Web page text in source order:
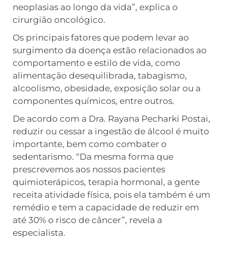
neoplasias ao longo da vida”, explica o
cirurgião oncológico.
Os principais fatores que podem levar ao
surgimento da doença estão relacionados ao
comportamento e estilo de vida, como
alimentação desequilibrada, tabagismo,
alcoolismo, obesidade, exposição solar ou a
componentes químicos, entre outros.
De acordo com a Dra. Rayana Pecharki Postai,
reduzir ou cessar a ingestão de álcool é muito
importante, bem como combater o
sedentarismo. “Da mesma forma que
prescrevemos aos nossos pacientes
quimioterápicos, terapia hormonal, a gente
receita atividade física, pois ela também é um
remédio e tem a capacidade de reduzir em
até 30% o risco de câncer”, revela a
especialista.